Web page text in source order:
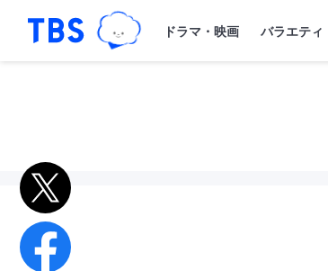
「TBSテレビ｜ときめくときを。」
TBSグループキャラクタ
ドラマ・映画 バラエティ